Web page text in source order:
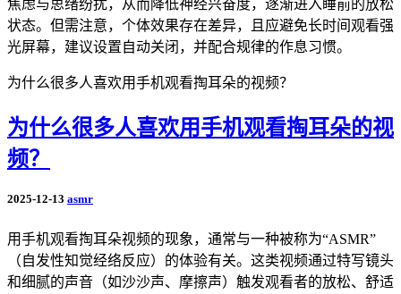
焦虑与思绪纷扰，从而降低神经兴奋度，逐渐进入睡前的放松
状态。但需注意，个体效果存在差异，且应避免长时间观看强
光屏幕，建议设置自动关闭，并配合规律的作息习惯。
为什么很多人喜欢用手机观看掏耳朵的视频？
为什么很多人喜欢用手机观看掏耳朵的视
频？
2025-12-13 asmr
用手机观看掏耳朵视频的现象，通常与一种被称为“ASMR”
（自发性知觉经络反应）的体验有关。这类视频通过特写镜头
和细腻的声音（如沙沙声、摩擦声）触发观看者的放松、舒适